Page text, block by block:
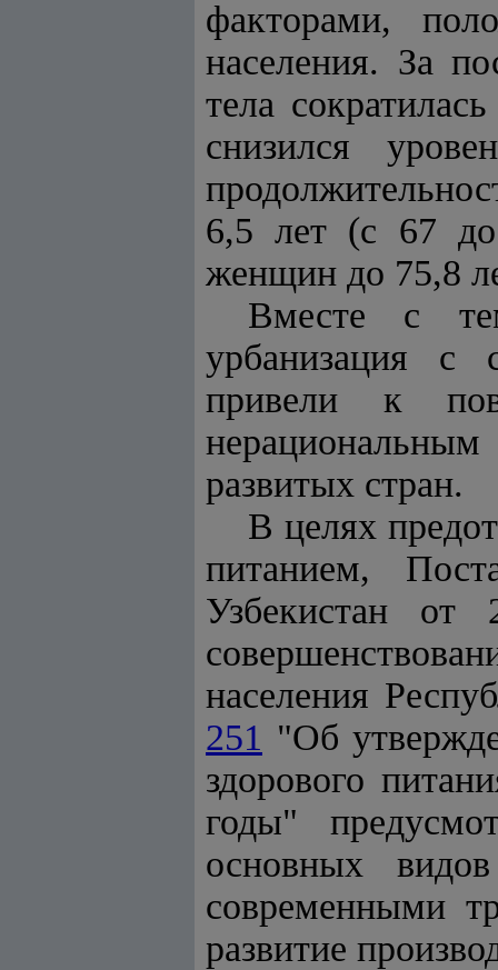
факторами,
населения. За
тела
снизился
6,5 лет (с 67 до
женщин до 75,8
Вместе с
урбанизация с
привели к
развитых стран.
В целях
питанием,
Узбекистан
населения
251 "Об
здорового
годы"
основных
современными
развитие